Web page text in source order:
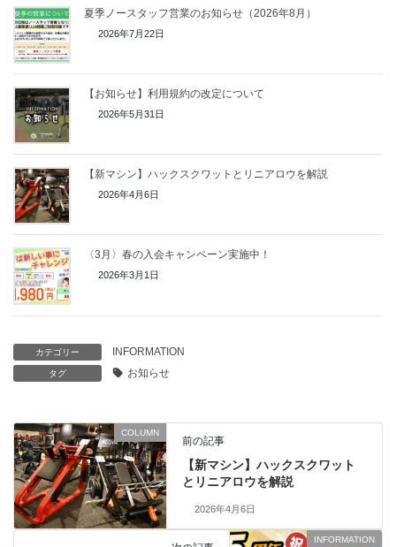
夏季ノースタッフ営業のお知らせ（2026年8月）
2026年7月22日
【お知らせ】利用規約の改定について
2026年5月31日
【新マシン】ハックスクワットとリニアロウを解説
2026年4月6日
〈3月〉春の入会キャンペーン実施中！
2026年3月1日
カテゴリー INFORMATION
タグ お知らせ
COLUMN
前の記事
【新マシン】ハックスクワット
とリニアロウを解説
2026年4月6日
INFORMATION